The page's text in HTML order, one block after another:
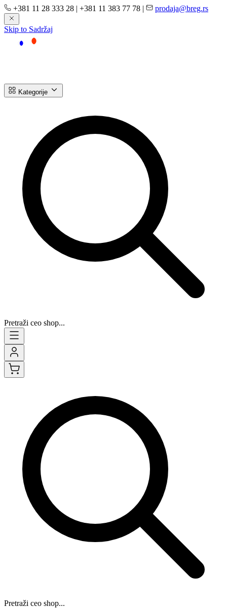
+381 11 28 333 28 | +381 11 383 77 78 | prodaja@breg.rs
Skip to Sadržaj
Kategorije
Pretraži ceo shop...
Pretraži ceo shop...